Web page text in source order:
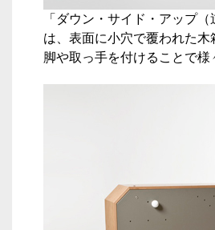
「ダウン・サイド・アップ
は、表面に小穴で覆われた
脚や取っ手を付けることで